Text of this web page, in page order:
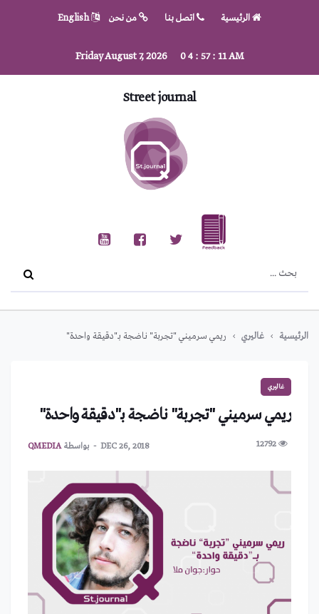
الرئيسية اتصل بنا من نحن English
Friday August 7, 2026 04: 57: 11AM
Street journal
الرئيسية غاليري ريمي سرميني "تجربة" ناضجة بـ"دقيقة واحدة"
غاليري
ريمي سرميني "تجربة" ناضجة بـ"دقيقة واحدة"
12792
DEC 26, 2018 بواسطةQMEDIA